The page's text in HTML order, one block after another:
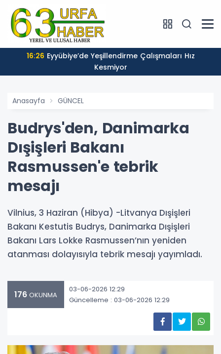
16:26
Kesmiyor
Anasayfa GÜNCEL
Budrys'den, Danimarka
Dışişleri Bakanı
Rasmussen'e tebrik
mesajı
Vilnius, 3 Haziran (Hibya) -Litvanya Dışişleri
Bakanı Kestutis Budrys, Danimarka Dışişleri
Bakanı Lars Lokke Rasmussen’nın yeniden
atanması dolayısıyla tebrik mesajı yayımladı.
176 OKUNMA
03-06-2026 12:29
Güncelleme : 03-06-2026 12:29